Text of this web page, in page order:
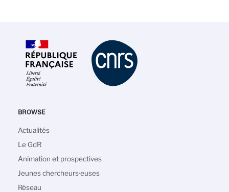
BROWSE
Navigation
principale
Actualités
Le GdR
Animation et prospectives
Jeunes chercheurs·euses
Réseau